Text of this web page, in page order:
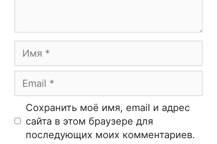
Имя
Email
Сайт
Сохранить моё имя, email и адрес
сайта в этом браузере для
последующих моих комментариев.